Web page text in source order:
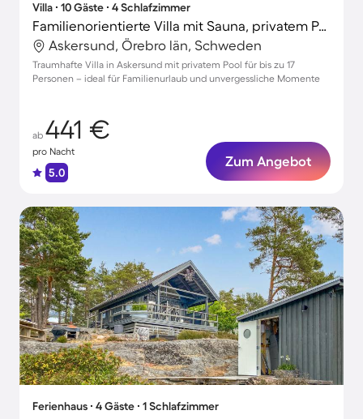
Villa ∙ 10 Gäste ∙ 4 Schlafzimmer
Familienorientierte Villa mit Sauna, privatem Pool und Grill
Askersund, Örebro län, Schweden
Traumhafte Villa in Askersund mit privatem Pool für bis zu 17
Personen – ideal für Familienurlaub und unvergessliche Momente
ab 441 €
pro Nacht
5.0
Zum Angebot
Ferienhaus ∙ 4 Gäste ∙ 1 Schlafzimmer